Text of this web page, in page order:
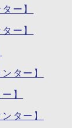
ー】
ー】
ター】
】
ター】